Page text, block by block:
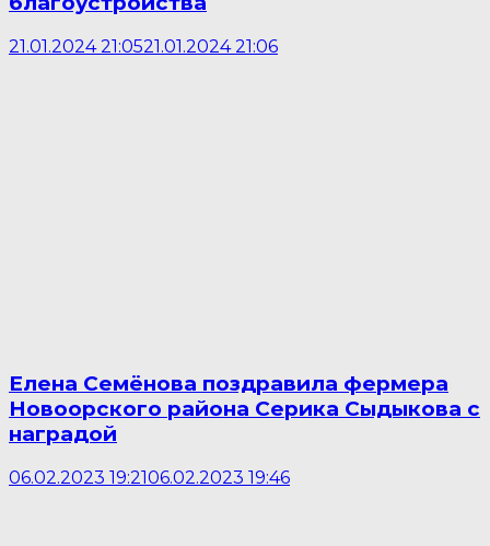
21.01.2024 21:0521.01.2024 21:06
Елена Семёнова поздравила фермера
Новоорского района Серика Сыдыкова с
наградой
06.02.2023 19:2106.02.2023 19:46